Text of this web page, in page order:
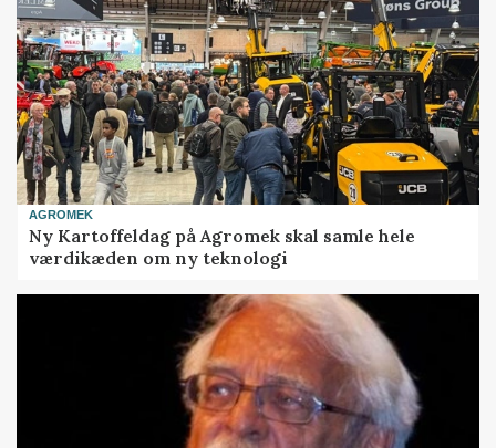
AGROMEK
Ny Kartoffeldag på Agromek skal samle hele
værdikæden om ny teknologi